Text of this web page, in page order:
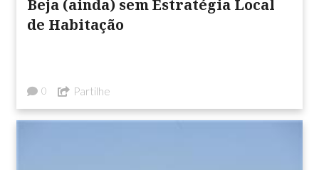
Beja (ainda) sem Estratégia Local
de Habitação
0 Partilhe